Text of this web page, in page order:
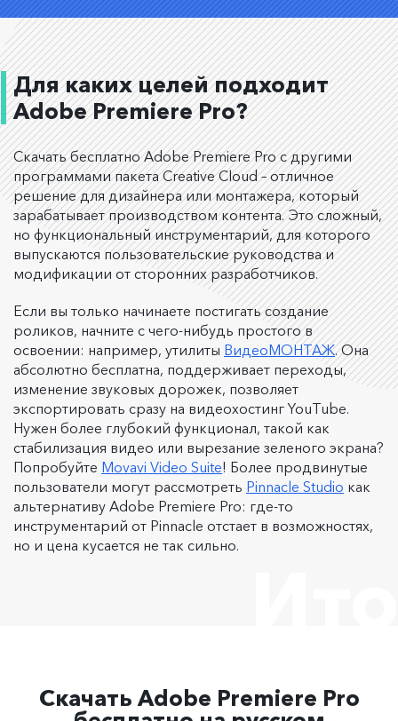
Для каких целей подходит
Adobe Premiere Pro?
Скачать бесплатно Adobe Premiere Pro с другими
программами пакета Creative Cloud – отличное
решение для дизайнера или монтажера, который
зарабатывает производством контента. Это сложный,
но функциональный инструментарий, для которого
выпускаются пользовательские руководства и
модификации от сторонних разработчиков.
Если вы только начинаете постигать создание
роликов, начните с чего-нибудь простого в
освоении: например, утилиты ВидеоМОНТАЖ. Она
абсолютно бесплатна, поддерживает переходы,
изменение звуковых дорожек, позволяет
экспортировать сразу на видеохостинг YouTube.
Нужен более глубокий функционал, такой как
стабилизация видео или вырезание зеленого экрана?
Попробуйте Movavi Video Suite! Более продвинутые
пользователи могут рассмотреть Pinnacle Studio как
альтернативу Adobe Premiere Pro: где-то
инструментарий от Pinnacle отстает в возможностях,
но и цена кусается не так сильно.
Скачать Adobe Premiere Pro